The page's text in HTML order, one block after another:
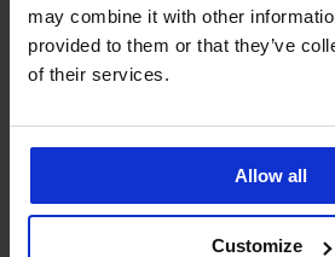
may combine it with other
provided to them or that they’ve
of their services.
Allow all
Customize
Nejčastěji vybírané velikosti
S
L XXL XL